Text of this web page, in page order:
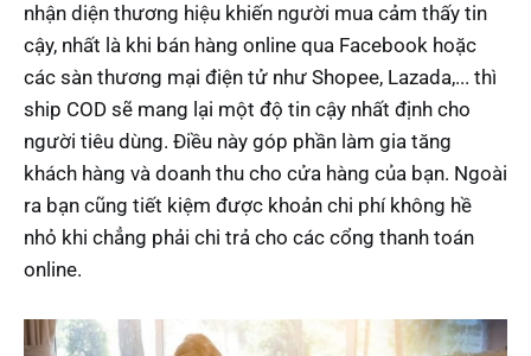
nhận diện thương hiệu khiến người mua cảm thấy tin
cậy, nhất là khi bán hàng online qua Facebook hoặc
các sàn thương mại điện tử như Shopee, Lazada,... thì
ship COD sẽ mang lại một độ tin cậy nhất định cho
người tiêu dùng. Điều này góp phần làm gia tăng
khách hàng và doanh thu cho cửa hàng của bạn. Ngoài
ra bạn cũng tiết kiệm được khoản chi phí không hề
nhỏ khi chẳng phải chi trả cho các cổng thanh toán
online.